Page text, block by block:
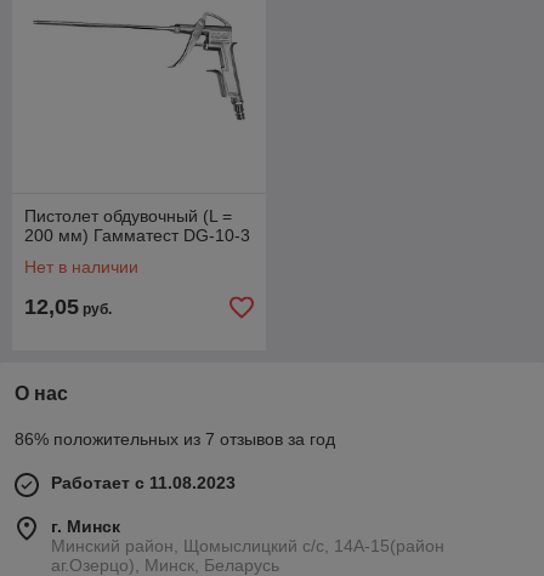
Пистолет обдувочный (L =
200 мм) Гамматест DG-10-3
Нет в наличии
12,05 руб.
О нас
86% положительных из 7 отзывов за год
Работает с 11.08.2023
г. Минск
Минский район, Щомыслицкий с/с, 14А-15(район
аг.Озерцо), Минск, Беларусь